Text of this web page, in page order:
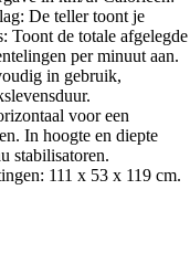
De teller toont je
Toont de totale afgelegde
per minuut aan.
in gebruik,
voor een
In hoogte en diepte
stabilisatoren.
111 x 53 x 119 cm.